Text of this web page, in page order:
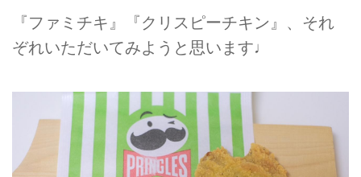
『ファミチキ』『クリスピーチキン』、それ
ぞれいただいてみようと思います♩